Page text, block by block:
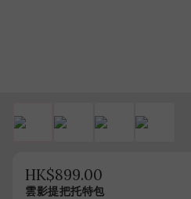
HK$899.00
雲影提把托特包